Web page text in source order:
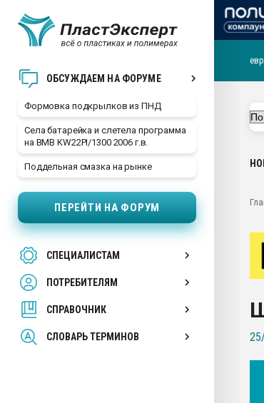
ОБСУЖДАЕМ НА ФОРУМЕ
Формовка подкрылков из ПНД
Села батарейка и слетела программа
на BMB KW22PI/1300 2006 г.в.
Поддельная смазка на рынке
ПЕРЕЙТИ НА ФОРУМ
СПЕЦИАЛИСТАМ
ПОТРЕБИТЕЛЯМ
СПРАВОЧНИК
СЛОВАРЬ ТЕРМИНОВ
Вакуум-
первый
пластмасс
Всё, что
бутылок